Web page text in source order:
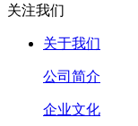
关注我们
关于我们
公司简介
企业文化